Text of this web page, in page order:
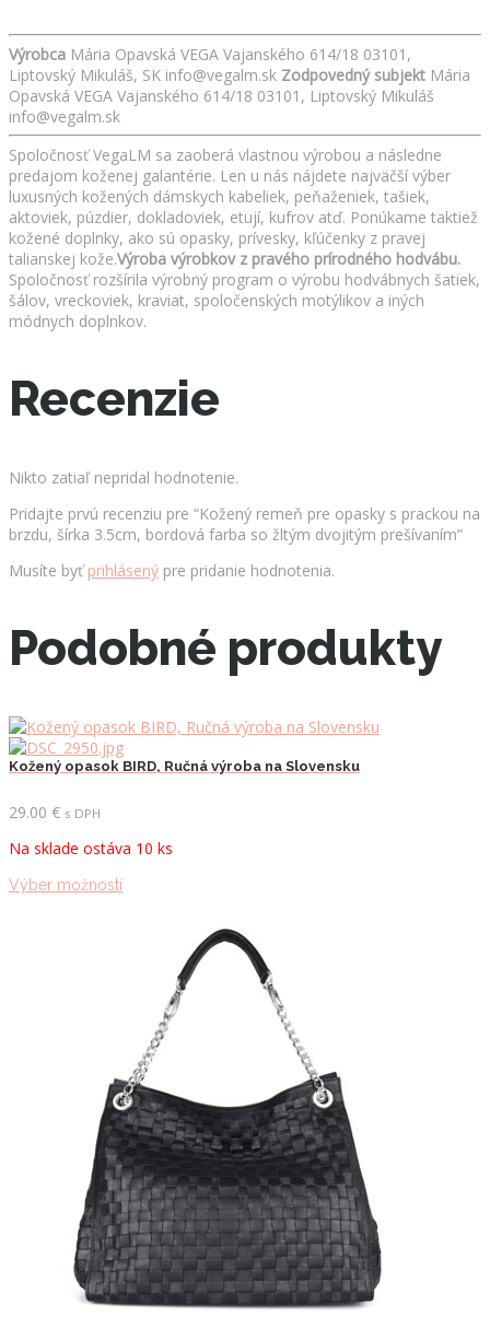
Výrobca Mária Opavská VEGA Vajanského 614/18 03101,
Liptovský Mikuláš, SK info@vegalm.sk Zodpovedný subjekt Mária
Opavská VEGA Vajanského 614/18 03101, Liptovský Mikuláš
info@vegalm.sk
Spoločnosť VegaLM sa zaoberá vlastnou výrobou a následne
predajom koženej galantérie. Len u nás nájdete najväčší výber
luxusných kožených dámskych kabeliek, peňaženiek, tašiek,
aktoviek, púzdier, dokladoviek, etují, kufrov atď. Ponúkame taktiež
kožené doplnky, ako sú opasky, prívesky, kľúčenky z pravej
talianskej kože.Výroba výrobkov z pravého prírodného hodvábu.
Spoločnosť rozšírila výrobný program o výrobu hodvábnych šatiek,
šálov, vreckoviek, kraviat, spoločenských motýlikov a iných
módnych doplnkov.
Recenzie
Nikto zatiaľ nepridal hodnotenie.
Pridajte prvú recenziu pre “Kožený remeň pre opasky s prackou na
brzdu, šírka 3.5cm, bordová farba so žltým dvojitým prešívaním”
Musíte byť prihlásený pre pridanie hodnotenia.
Podobné produkty
Kožený opasok BIRD, Ručná výroba na Slovensku
29.00 € s DPH
Na sklade ostáva 10 ks
Výber možnostíTento
variantov.
Možnosti
môžete
vybrať
na
stránke
produktu.